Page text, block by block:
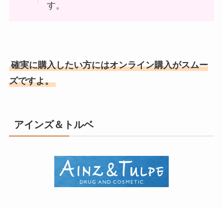
す。
確実に購入したい方にはオンライン購入がスムー
ズですよ。
アインズ＆トルベ